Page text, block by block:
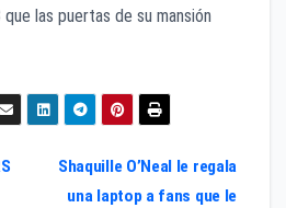
las puertas de su mansión
Shaquille O’Neal le regala
una laptop a fans que le